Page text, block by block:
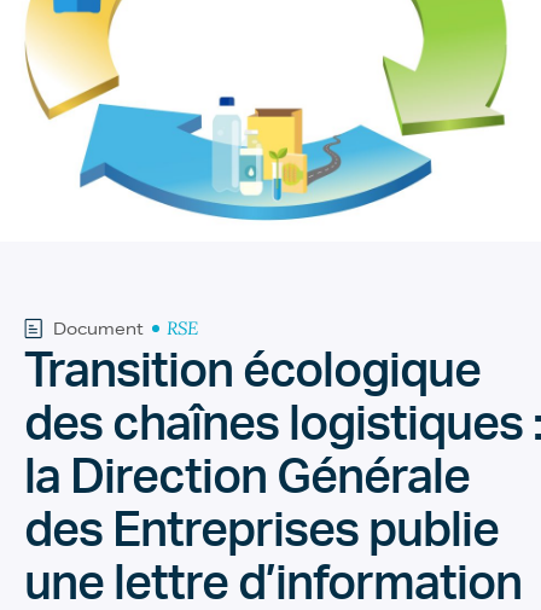
Document RSE
Transition écologique
des chaînes logistiques :
la Direction Générale
des Entreprises publie
une lettre d’information